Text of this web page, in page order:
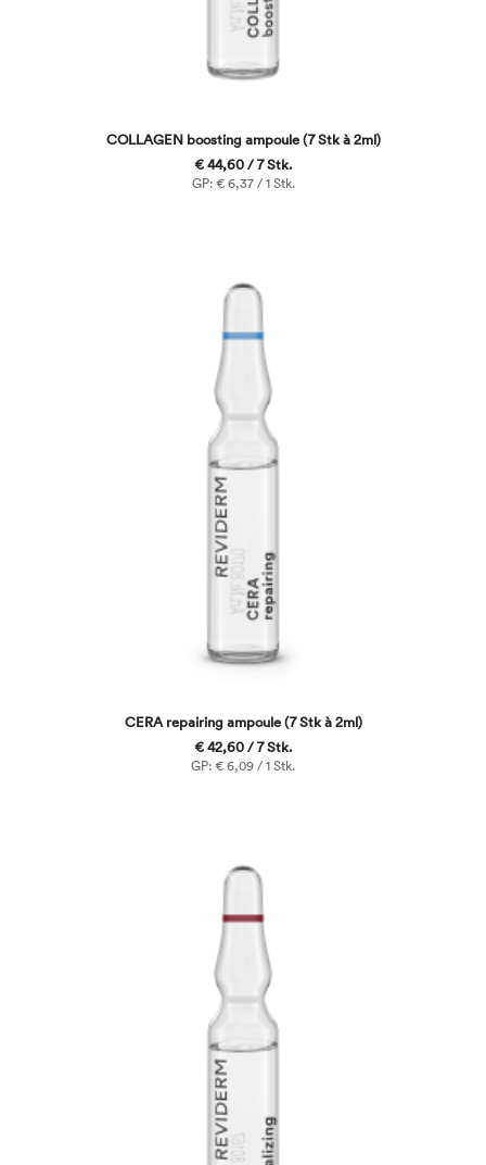
COLLAGEN boosting ampoule (7 Stk à 2ml)
€ 44,60 / 7 Stk.
GP: € 6,37 / 1 Stk.
CERA repairing ampoule (7 Stk à 2ml)
€ 42,60 / 7 Stk.
GP: € 6,09 / 1 Stk.